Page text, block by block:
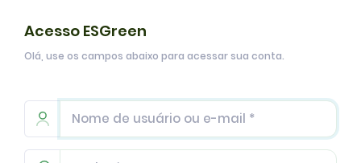
Acesso ESGreen
Olá, use os campos abaixo para acessar sua conta.